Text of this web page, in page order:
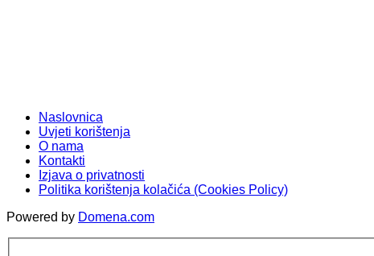
Naslovnica
Uvjeti korištenja
O nama
Kontakti
Izjava o privatnosti
Politika korištenja kolačića (Cookies Policy)
Powered by Domena.com